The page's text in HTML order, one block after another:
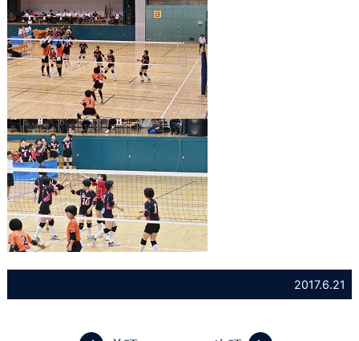
2017.6.21